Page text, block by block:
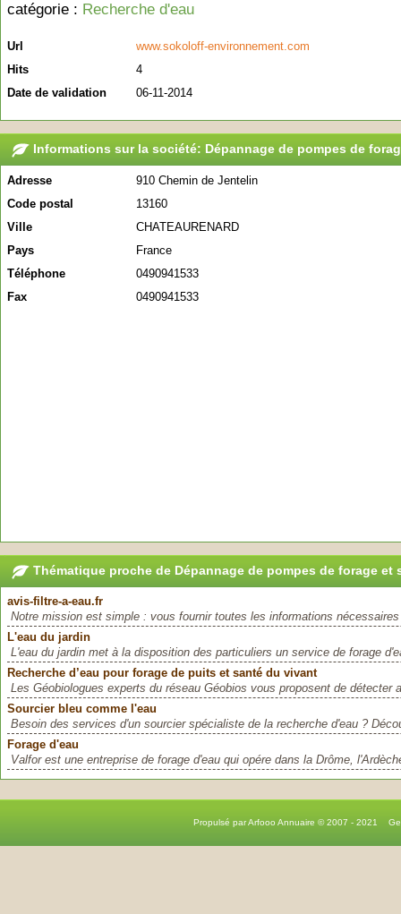
catégorie : Recherche d'eau
Url
www.sokoloff-environnement.com
Hits
4
Date de validation
06-11-2014
Informations sur la société: Dépannage de pompes de
Adresse
910 Chemin de Jentelin
Code postal
13160
Ville
CHATEAURENARD
Pays
France
Téléphone
0490941533
Fax
0490941533
Thématique proche de Dépannage de pompes de forage et
avis-filtre-a-eau.fr
Notre mission est simple : vous fournir toutes les informations
L'eau du jardin
L'eau du jardin met à la disposition des particuliers un service de forage
Recherche d’eau pour forage de puits et santé du vivant
Les Géobiologues experts du réseau Géobios vous proposent de détecter
Sourcier bleu comme l'eau
Besoin des services d'un sourcier spécialiste de la recherche d'eau ?
Forage d'eau
Valfor est une entreprise de forage d'eau qui opére dans la Drôme,
Propulsé par Arfooo Annuaire © 2007 - 2021